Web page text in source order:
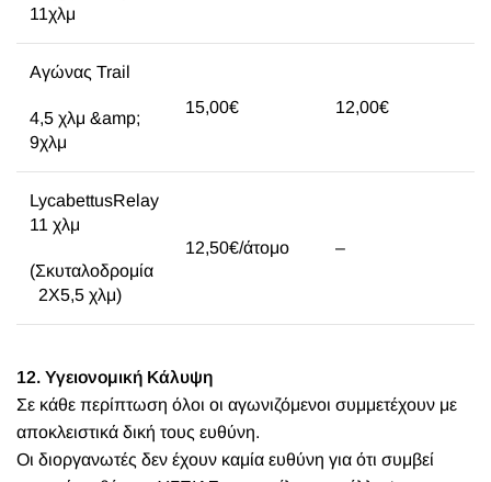
11χλμ
Αγώνας Trail
4,5 χλμ &amp;
9χλμ
15,00€ 12,00€
LycabettusRelay
11 χλμ
(Σκυταλοδρομία
2Χ5,5 χλμ)
12,50€/άτομο –
12. Υγειονομική Κάλυψη
Σε κάθε περίπτωση όλοι οι αγωνιζόμενοι συμμετέχουν με
αποκλειστικά δική τους ευθύνη.
Οι διοργανωτές δεν έχουν καμία ευθύνη για ότι συμβεί